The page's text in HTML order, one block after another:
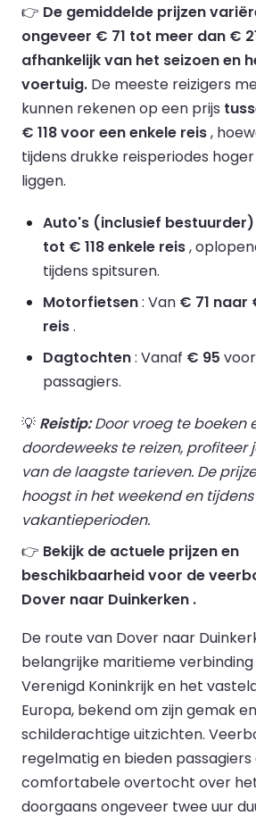
👉 De gemiddelde prijzen
ongeveer € 71 tot meer dan €
afhankelijk van het seizoen en
voertuig. De meeste reizigers
kunnen rekenen op een prijs
€ 118 voor een enkele reis,
tijdens drukke reisperiodes
liggen.
Auto's (inclusief bestuurder)
tot € 118 enkele reis,
tijdens spitsuren.
Motorfietsen: Van € 71 naar
reis.
Dagtochten: Vanaf € 95
passagiers.
💡 Reistip:Door vroeg te boeken
doordeweeks te reizen, profiteer
van de laagste tarieven. De
hoogst in het weekend en tijdens
vakantieperioden.
👉 Bekijk de actuele prijzen en
beschikbaarheid voor de
Dover naar Duinkerken .
De route van Dover naar
belangrijke maritieme
Verenigd Koninkrijk en het
Europa, bekend om zijn gemak en
schilderachtige uitzichten.
regelmatig en bieden passagiers
comfortabele overtocht over
doorgaans ongeveer twee uur